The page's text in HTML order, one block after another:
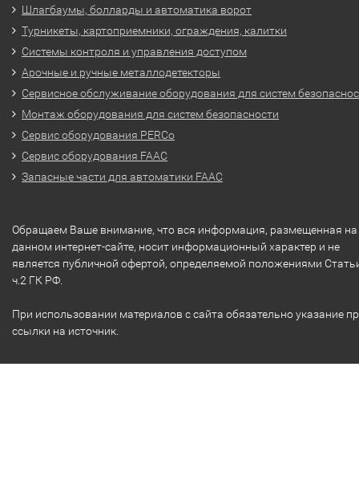
Шлагбаумы, болларды и автоматика ворот
Турникеты, картоприемники, ограждения, калитки
Системы контроля и управления доступом
Арочные и ручные металлодетекторы
Сервисное обслуживание оборудования для систем
Монтаж оборудования для систем безопасности
Сервис оборудования PERCo
Сервис оборудования FAAC
Запасные части для автоматики FAAC
Обращаем Ваше внимание, что вся информация, размещенная на
данном интернет-сайте, носит информационный характер и не
является публичной офертой, определяемой положениями
ч.2 ГК РФ.
При использовании материалов с сайта обязательно указание
ссылки на источник.